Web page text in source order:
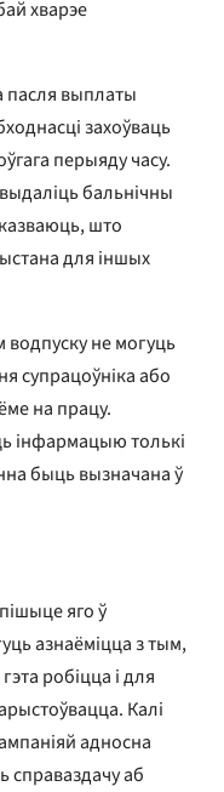
хварэе
пасля выплаты
захоўваць
перыяду часу.
бальнічны
што
для іншых
не могуць
супрацоўніка або
на працу.
інфармацыю толькі
быць вызначана ў
яго ў
азнаёміцца ​​з тым,
робіцца і для
Калі
адносна
справаздачу аб